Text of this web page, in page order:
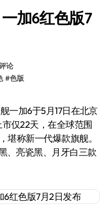
加6红色版7
论
#色版
仅22天，在全球范围
堪称新一代爆款旗舰。
、亮瓷黑、月牙白三款